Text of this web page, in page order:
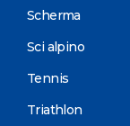
Scherma
Sci alpino
Tennis
Triathlon